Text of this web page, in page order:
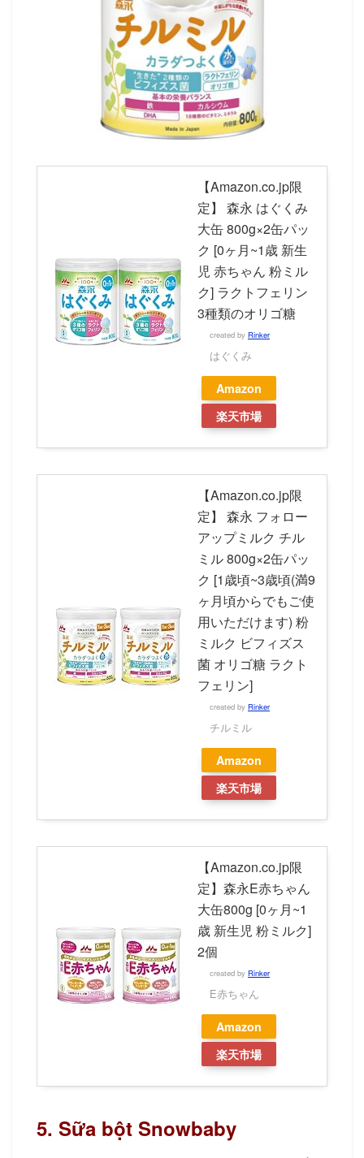
【Amazon.co.jp限
定】 森永 はぐくみ
大缶 800g×2缶パッ
ク [0ヶ月~1歳 新生
児 赤ちゃん 粉ミル
ク] ラクトフェリン
3種類のオリゴ糖
created by Rinker
はぐくみ
Amazon
楽天市場
【Amazon.co.jp限
定】 森永 フォロー
アップミルク チル
ミル 800g×2缶パッ
ク [1歳頃~3歳頃(満9
ヶ月頃からでもご使
用いただけます) 粉
ミルク ビフィズス
菌 オリゴ糖 ラクト
フェリン]
created by Rinker
チルミル
Amazon
楽天市場
【Amazon.co.jp限
定】森永E赤ちゃん
大缶800g [0ヶ月~1
歳 新生児 粉ミルク]
2個
created by Rinker
E赤ちゃん
Amazon
楽天市場
5. Sữa bột Snowbaby